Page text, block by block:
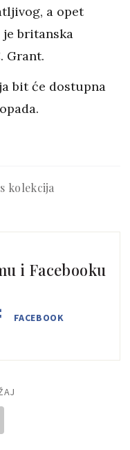
a opet
britanska
Grant.
bit će dostupna
kolekcija
i Facebooku
FACEBOOK